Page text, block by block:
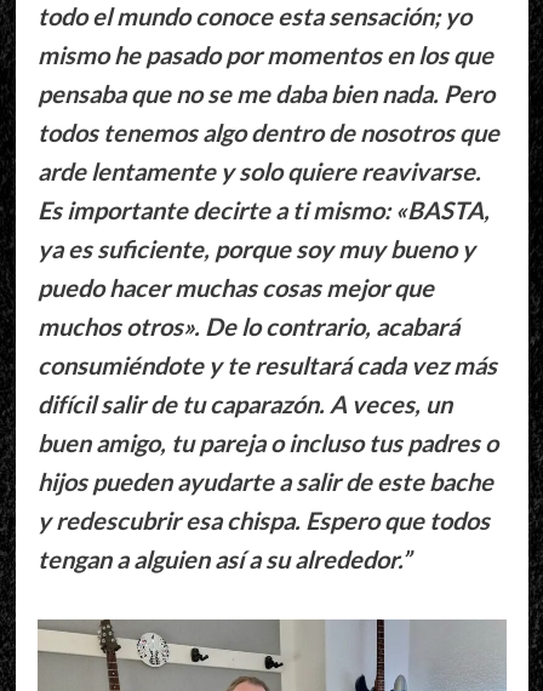
todo el mundo conoce esta sensación; yo
mismo he pasado por momentos en los que
pensaba que no se me daba bien nada. Pero
todos tenemos algo dentro de nosotros que
arde lentamente y solo quiere reavivarse.
Es importante decirte a ti mismo: «BASTA,
ya es suficiente, porque soy muy bueno y
puedo hacer muchas cosas mejor que
muchos otros». De lo contrario, acabará
consumiéndote y te resultará cada vez más
difícil salir de tu caparazón. A veces, un
buen amigo, tu pareja o incluso tus padres o
hijos pueden ayudarte a salir de este bache
y redescubrir esa chispa. Espero que todos
tengan a alguien así a su alrededor.”